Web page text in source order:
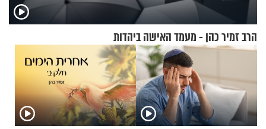
הרב זמיר כהן - מעמד האישה ביהדות